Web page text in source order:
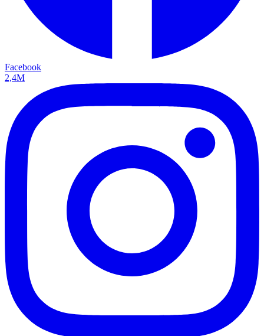
Facebook
2,4M